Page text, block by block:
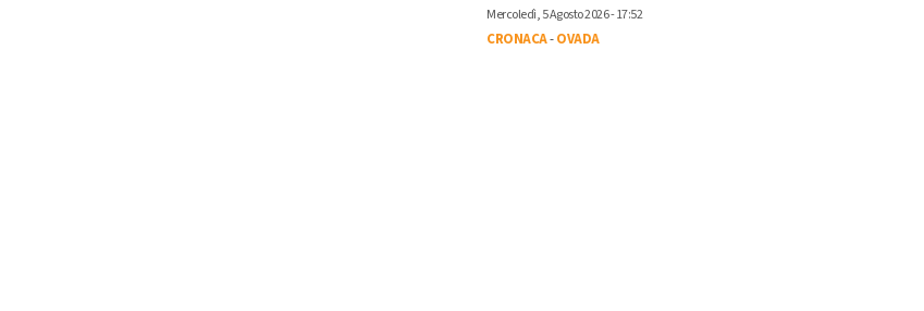
Mercoledì, 5 Agosto 2026 - 17:52
CRONACA-OVADA